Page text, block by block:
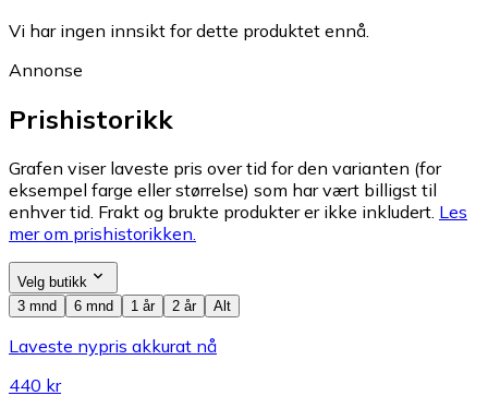
Vi har ingen innsikt for dette produktet ennå.
Annonse
Prishistorikk
Grafen viser laveste pris over tid for den varianten (for
eksempel farge eller størrelse) som har vært billigst til
enhver tid. Frakt og brukte produkter er ikke inkludert. Les
mer om prishistorikken.
Velg butikk
3 mnd
6 mnd 1 år 2 år Alt
Laveste nypris akkurat nå
440 kr